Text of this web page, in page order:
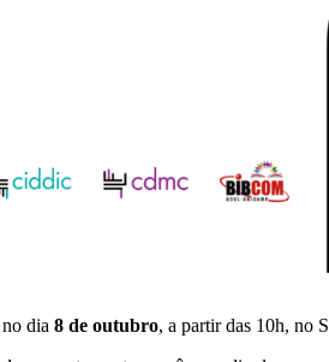
dia 8 de outubro, a partir das 10h, no